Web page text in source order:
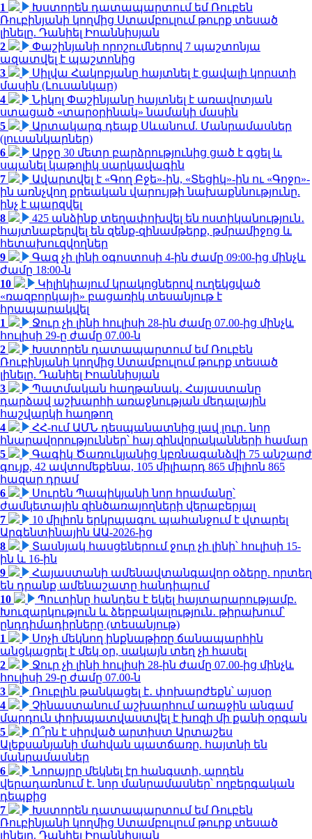
1
Խստորեն դատապարտում եմ Ռուբեն
Ռուբինյանի կողմից Ստամբուլում թուրք տեսած
լինելը. Դանիել Իոաննիսյան
2
Փաշինյանի որոշումներով 7 պաշտոնյա
ազատվել է պաշտոնից
3
Սիլվա Հակոբյանը հայտնել է ցավալի կորստի
մասին (Լուսանկար)
4
Նիկոլ Փաշինյանը հայտնել է առավոտյան
ստացած «տարօրինակ» նամակի մասին
5
Արտակարգ դեպք Սևանում. Մանրամասներ
(լուսանկարներ)
6
Արջը 30 մետր բարձրությունից ցած է գցել և
սպանել կաթոլիկ սարկավագին
7
Ավարտվել է «Գող Բջե»-ին, «Տեցիկ»-ին ու «Գոջո»-
ին առնչվող քրեական վարույթի նախաքննությունը.
ինչ է պարզվել
8
425 անձինք տեղափոխվել են ոստիկանություն․
հայտնաբերվել են զենք-զինամթերք, թմրամիջոց և
հետախուզվողներ
9
Գազ չի լինի օգոստոսի 4-ին ժամը 09:00-ից մինչև
ժամը 18:00-ն
10
Կիլիկիայում կրակոցներով ուղեկցված
«ռազբորկայի» բացառիկ տեսանյութ է
հրապարակվել
1
Ջուր չի լինի հուլիսի 28-ին ժամը 07.00-ից մինչև
հուլիսի 29-ը ժամը 07.00-ն
2
Խստորեն դատապարտում եմ Ռուբեն
Ռուբինյանի կողմից Ստամբուլում թուրք տեսած
լինելը. Դանիել Իոաննիսյան
3
Պատմական հաղթանակ․ Հայաստանը
դարձավ աշխարհի առաջնության մեդալային
հաշվարկի հաղթող
4
ՀՀ-ում ԱՄՆ դեսպանատնից լավ լուր․ նոր
հնարավորություններ՝ հայ զինվորականների համար
5
Գագիկ Ծառուկյանից կբռնագանձվի 75 անշարժ
գույք, 42 ավտոմեքենա, 105 միլիարդ 865 միլիոն 865
հազար դրամ
6
Սուրեն Պապիկյանի նոր հրամանը՝
ժամկետային զինծառայողների վերաբերյալ
7
10 միլիոն երկրպագու պահանջում է վտարել
Արգենտինային ԱԱ-2026-ից
8
Տասնյակ հասցեներում ջուր չի լինի՝ հուլիսի 15-
ին և 16-ին
9
Հայաստանի ամենավտանգավոր օձերը. որտեղ
են դրանք ամենաշատը հանդիպում
10
Պուտինը հանդես է եկել հայտարարությամբ.
Խուզարկություն և ձերբակալություն․ թիրախում՝
ընդդիմադիրները (տեսանյութ)
1
Սոչի մեկնող ինքնաթիռը ճանապարհին
անցկացրել է մեկ օր, սակայն տեղ չի հասել
2
Ջուր չի լինի հուլիսի 28-ին ժամը 07.00-ից մինչև
հուլիսի 29-ը ժամը 07.00-ն
3
Ռուբլին թանկացել է․ փոխարժեքն՝ այսօր
4
Չինաստանում աշխարհում առաջին անգամ
մարդուն փոխպատվաստվել է խոզի մի քանի օրգան
5
Ո՞րն է սիրված արտիստ Արտաշես
Ալեքսանյանի մահվան պատճառը. հայտնի են
մանրամասներ
6
Նորայրը մեկնել էր հանգստի, արդեն
վերադառնում է. նոր մանրամասներ՝ ողբերգական
դեպքից
7
Խստորեն դատապարտում եմ Ռուբեն
Ռուբինյանի կողմից Ստամբուլում թուրք տեսած
լինելը. Դանիել Իոաննիսյան